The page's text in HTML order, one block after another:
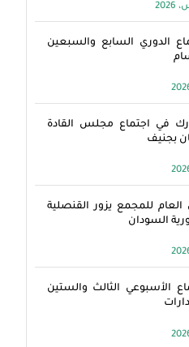
الدوري السابع والسبعين
في اجتماع مجلس القادة
بجنيف
العام للمجمع يزور القنصلية
السودان
الأسبوعي الثالث والستين